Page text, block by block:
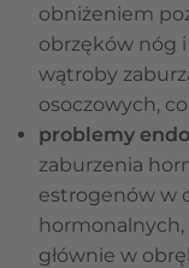
obniżeniem
obrzęków nóg
wątroby
osoczowych,
problemy
zaburzenia
estrogenów w
głównie w